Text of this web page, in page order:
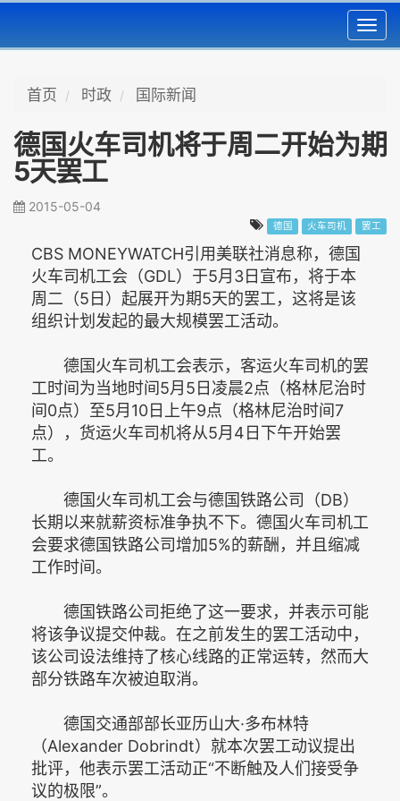
首页 时政 国际新闻
德国火车司机将于周二开始为期
5天罢工
2015-05-04
德国 火车司机 罢工
CBS MONEYWATCH引用美联社消息称，德国
火车司机工会（GDL）于5月3日宣布，将于本
周二（5日）起展开为期5天的罢工，这将是该
组织计划发起的最大规模罢工活动。
德国火车司机工会表示，客运火车司机的罢
工时间为当地时间5月5日凌晨2点（格林尼治时
间0点）至5月10日上午9点（格林尼治时间7
点），货运火车司机将从5月4日下午开始罢
工。
德国火车司机工会与德国铁路公司（DB）
长期以来就薪资标准争执不下。德国火车司机工
会要求德国铁路公司增加5%的薪酬，并且缩减
工作时间。
德国铁路公司拒绝了这一要求，并表示可能
将该争议提交仲裁。在之前发生的罢工活动中，
该公司设法维持了核心线路的正常运转，然而大
部分铁路车次被迫取消。
德国交通部部长亚历山大·多布林特
（Alexander Dobrindt）就本次罢工动议提出
批评，他表示罢工活动正“不断触及人们接受争
议的极限”。